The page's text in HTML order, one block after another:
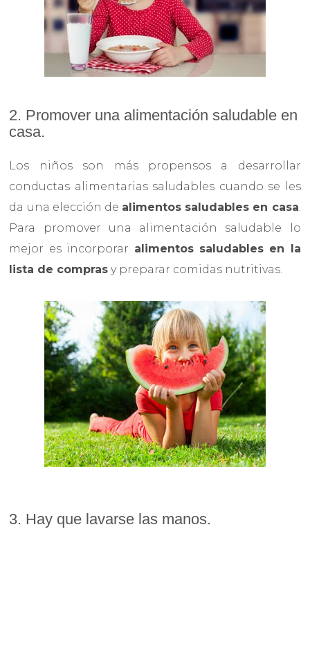
2. Promover una alimentación saludable en
casa.
Los niños son más propensos a desarrollar
conductas alimentarias saludables cuando se les
da una elección de alimentos saludables en casa.
Para promover una alimentación saludable lo
mejor es incorporar alimentos saludables en la
lista de compras y preparar comidas nutritivas.
3. Hay que lavarse las manos.